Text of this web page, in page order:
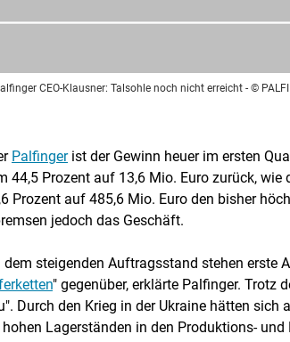
CEO-Klausner: Talsohle noch nicht erreicht- ©
Palfingerist der Gewinn heuer im ersten
44,5 Prozent auf 13,6 Mio. Euro zurück,
Prozent auf 485,6 Mio. Euro den bisher
jedoch das Geschäft.
steigenden Auftragsstand stehen erste
" gegenüber, erklärte Palfinger. Trotz
Durch den Krieg in der Ukraine hätten
Lagerständen in den Produktions- und